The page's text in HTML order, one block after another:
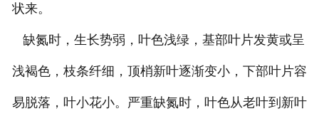
状来。
缺氮时，生长势弱，叶色浅绿，基部叶片发黄或呈
浅褐色，枝条纤细，顶梢新叶逐渐变小，下部叶片容
易脱落，叶小花小。严重缺氮时，叶色从老叶到新叶